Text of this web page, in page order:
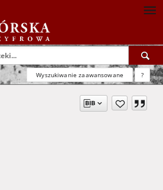
Wyszukiwanie zaawansowane ?